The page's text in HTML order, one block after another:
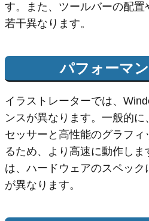
す。また、ツールバーの配置
若干異なります。
パフォーマ
イラストレーターでは、
ンスが異なります。一般的
セッサーと高性能のグラフ
るため、より高速に動作し
は、ハードウェアのスペッ
が異なります。